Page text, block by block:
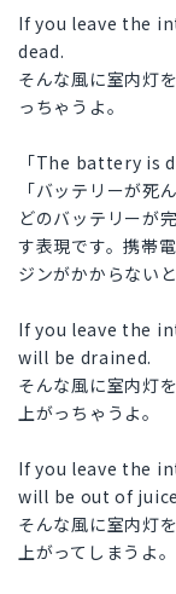
If you leave the
dead.
そんな風に室内灯
っちゃうよ。
「The battery is
「バッテリーが死
どのバッテリーが
す表現です。携帯
ジンがかからない
If you leave the
will be drained.
そんな風に室内灯
上がっちゃうよ。
If you leave the
will be out of
そんな風に室内灯
上がってしまうよ。